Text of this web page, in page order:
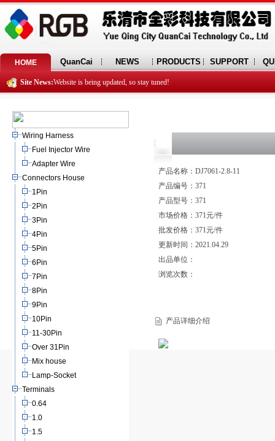
HOME QuanCai NEWS PRODUCTS SUPPORT
Site News:Website is being updated, so stay tuned!
Wiring Harness
Fuel Injector Wire
Adapter Wire
Connectors House
1Pin
2Pin
3Pin
4Pin
5Pin
6Pin
7Pin
8Pin
9Pin
10Pin
11-30Pin
Over 31Pin
Mix house
Lamp-Socket
Terminals
0.64
1.0
1.5
产品名称：DJ7061-2.8-11
产品编号：371
产品型号：371
市场价格：371元/件
批发价格：371元/件
更新时间：2021.04.29
出品单位：
浏览次数：
产品详细介绍